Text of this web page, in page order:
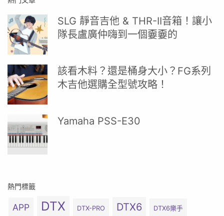
SLG 靜音吉他 & THR-II音箱！讓小
隊長盧廣仲嗨到一個嫑嫑的
該看木料？還是桶身大小？FG系列
木吉他選購全型號攻略！
Yamaha PSS-E30
熱門標籤
APP DTX DTX-PRO DTX6 DTX6樂手